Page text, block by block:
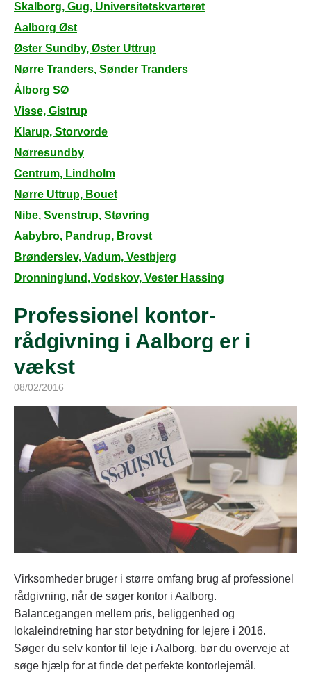
Skalborg, Gug, Universitetskvarteret
Aalborg Øst
Øster Sundby, Øster Uttrup
Nørre Tranders, Sønder Tranders
Ålborg SØ
Visse, Gistrup
Klarup, Storvorde
Nørresundby
Centrum, Lindholm
Nørre Uttrup, Bouet
Nibe, Svenstrup, Støvring
Aabybro, Pandrup, Brovst
Brønderslev, Vadum, Vestbjerg
Dronninglund, Vodskov, Vester Hassing
Professionel kontor-
rådgivning i Aalborg er i
vækst
08/02/2016
Virksomheder bruger i større omfang brug af professionel
rådgivning, når de søger kontor i Aalborg.
Balancegangen mellem pris, beliggenhed og
lokaleindretning har stor betydning for lejere i 2016.
Søger du selv kontor til leje i Aalborg, bør du overveje at
søge hjælp for at finde det perfekte kontorlejemål.